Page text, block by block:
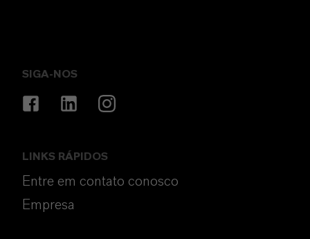
SIGA-NOS
LINKS RÁPIDOS
Entre em contato conosco
Empresa